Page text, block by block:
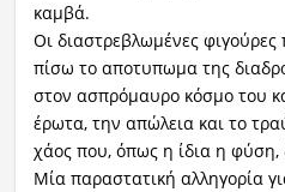
καμβά.
Οι διαστρεβλωμένες
πίσω το αποτυπωμα της
στον ασπρόμαυρο κόσμο του
έρωτα, την απώλεια και το
χάος που, όπως η ίδια η φύση,
Μία παραστατική αλληγορία